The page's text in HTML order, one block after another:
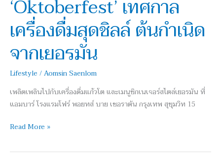
‘Oktoberfest’ เทศกาล
เครื่องดื่มสุดชิลล์ ต้นกำเนิด
จากเยอรมัน
Lifestyle /Aomsin Saenlom
เพลิดเพลินไปกับเครื่องดื่มแก้วโต และเมนูซิกเนเจอร์สไตล์เยอรมัน ที่
แอมบาร์ โรงแรมโฟร์ พอยทส์ บาย เชอราตัน กรุงเทพ สุขุมวิท 15
จาก
เยอรมัน
Read More »